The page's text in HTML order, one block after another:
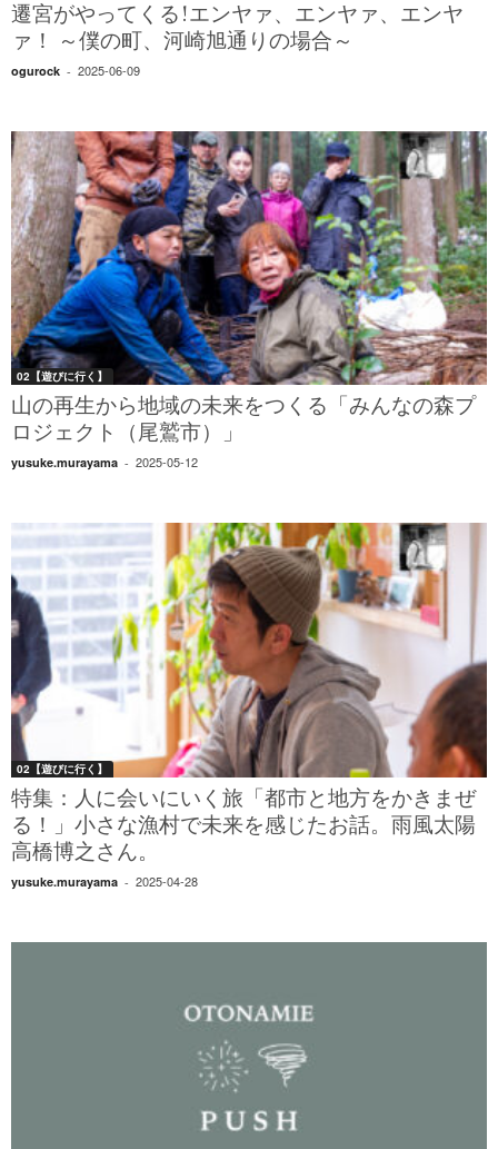
遷宮がやってくる!エンヤァ、エンヤァ、エンヤ
ァ！ ～僕の町、河崎旭通りの場合～
ogurock - 2025-06-09
02【遊びに行く】
山の再生から地域の未来をつくる「みんなの森プ
ロジェクト（尾鷲市）」
yusuke.murayama - 2025-05-12
02【遊びに行く】
特集：人に会いにいく旅「都市と地方をかきまぜ
る！」小さな漁村で未来を感じたお話。雨風太陽
高橋博之さん。
yusuke.murayama - 2025-04-28